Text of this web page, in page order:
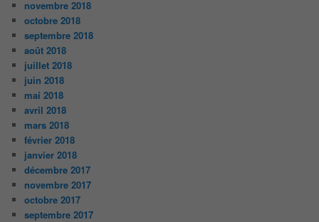
novembre 2018
octobre 2018
septembre 2018
août 2018
juillet 2018
juin 2018
mai 2018
avril 2018
mars 2018
février 2018
janvier 2018
décembre 2017
novembre 2017
octobre 2017
septembre 2017